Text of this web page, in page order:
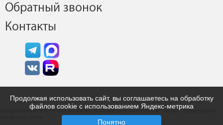
Обратный звонок
Контакты
Официальный сайт Рената Агзамова. Копирование материалов только с разрешения
Продолжая использовать сайт, вы соглашаетесь на обработку
файлов cookie с использованием Яндекс-метрика
Понятно